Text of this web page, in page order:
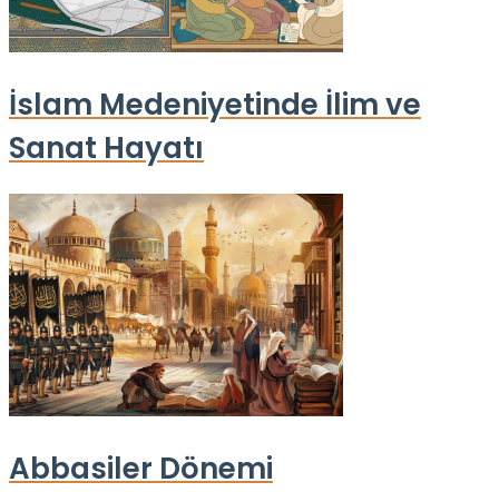
İslam Medeniyetinde İlim ve
Sanat Hayatı
Abbasiler Dönemi